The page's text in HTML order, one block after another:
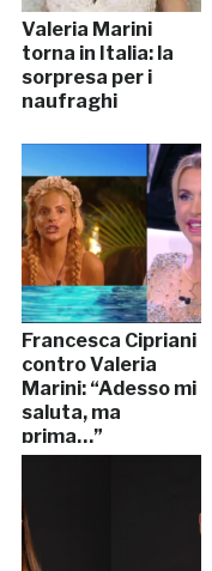
Valeria Marini
torna in Italia: la
sorpresa per i
naufraghi
Francesca Cipriani
contro Valeria
Marini: “Adesso mi
saluta, ma
prima…”